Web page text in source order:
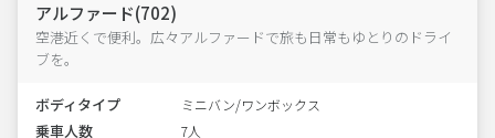
アルファード(702)
空港近くで便利。広々アルファードで旅も日常もゆとりのドライ
ブを。
ボディタイプ ミニバン/ワンボックス
乗車人数 7人